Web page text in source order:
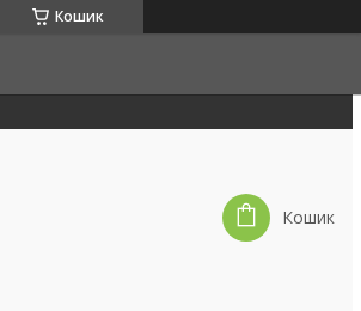
Кошик
Кошик